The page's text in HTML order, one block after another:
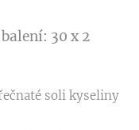
30 x 2
soli kyseliny